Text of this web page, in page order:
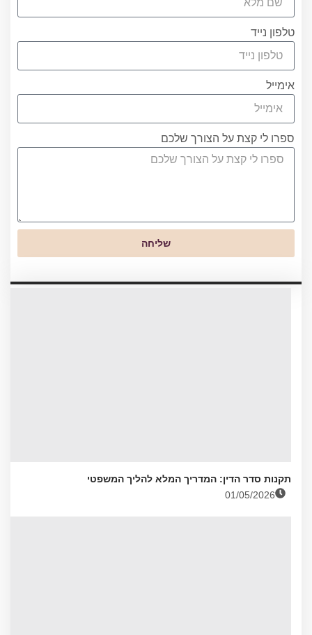
טלפון נייד
אימייל
ספרו לי קצת על הצורך שלכם
שליחה
תקנות סדר הדין: המדריך המלא להליך המשפטי
01/05/2026